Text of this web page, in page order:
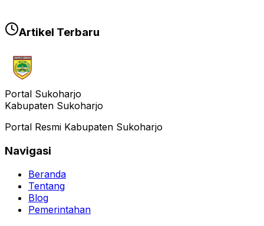
Artikel Terbaru
Portal Sukoharjo
Kabupaten Sukoharjo
Portal Resmi Kabupaten Sukoharjo
Navigasi
Beranda
Tentang
Blog
Pemerintahan